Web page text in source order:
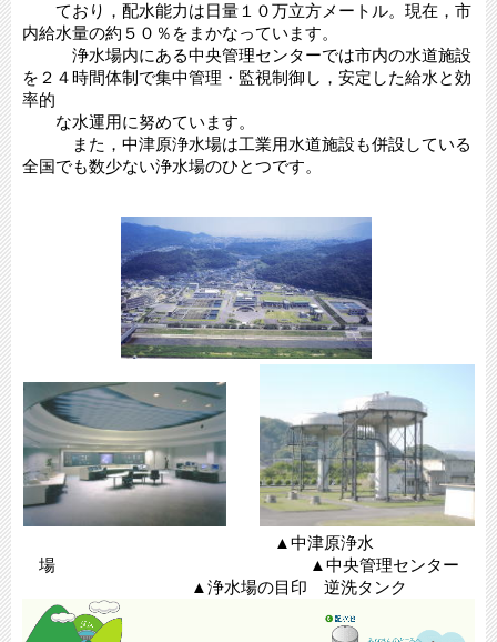
ており，配水能力は日量１０万立方メートル。現在，市
内給水量の約５０％をまかなっています。
浄水場内にある中央管理センターでは市内の水道施設
を２４時間体制で集中管理・監視制御し，安定した給水と効
率的
な水運用に努めています。
また，中津原浄水場は工業用水道施設も併設している
全国でも数少ない浄水場のひとつです。
▲中津原浄水
場 ▲中央管理センター
▲浄水場の目印 逆洗タンク